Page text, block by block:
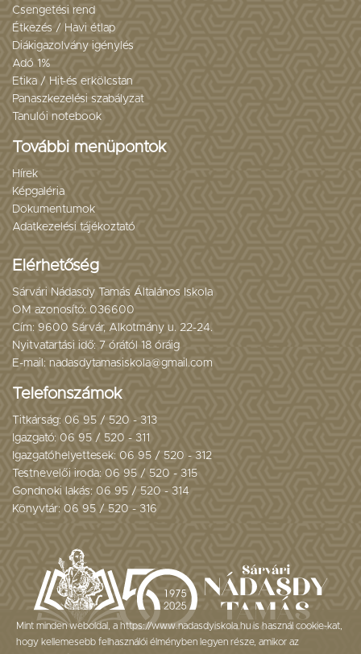
Csengetési rend
Étkezés / Havi étlap
Diákigazolvány igénylés
Adó 1%
Etika / Hit-és erkölcstan
Panaszkezelési szabályzat
Tanulói notebook
További menüpontok
Hírek
Képgaléria
Dokumentumok
Adatkezelési tájékoztató
Elérhetőség
Sárvári Nádasdy Tamás Általános Iskola
OM azonosító: 036600
Cím: 9600 Sárvár, Alkotmány u. 22-24.
Nyitvatartási idő: 7 órától 18 óráig
E-mail: nadasdytamasiskola@gmail.com
Telefonszámok
Titkárság: 06 95 / 520 - 313
Igazgató: 06 95 / 520 - 311
Igazgatóhelyettesek: 06 95 / 520 - 312
Testnevelői iroda: 06 95 / 520 - 315
Gondnoki lakás: 06 95 / 520 - 314
Könyvtár: 06 95 / 520 - 316
Mint minden weboldal, a https://www.nadasdyiskola.hu is használ cookie-kat,
hogy kellemesebb felhasználói élményben legyen része, amikor az